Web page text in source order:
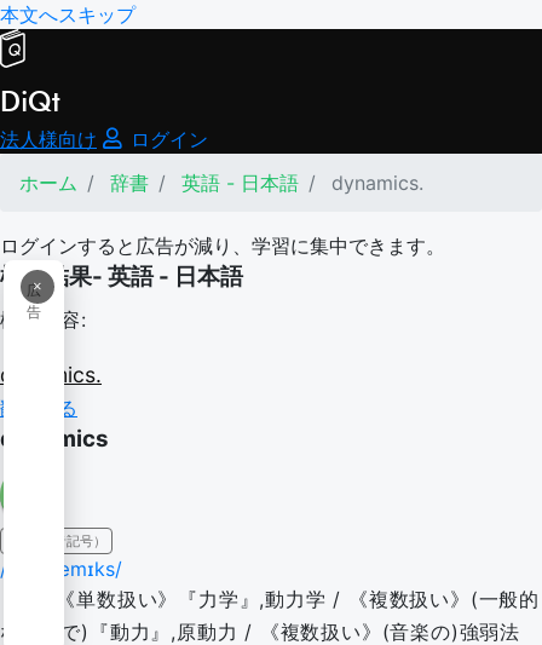
本文へスキップ
DiQt
法人様向け
ログイン
ホーム
辞書 英語 - 日本語 dynamics.
ログインすると広告が減り、学習に集中できます。
×
広
告
検索結果- 英語 - 日本語
検索内容:
dynamics.
翻訳する
dynamics
IPA（発音記号）
/daɪˈnæmɪks/
〈U〉《単数扱い》『力学』,動力学 / 《複数扱い》(一般的
な意味で)『動力』,原動力 / 《複数扱い》(音楽の)強弱法